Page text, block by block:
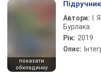
показати
обкладинку
Автори:
Бурлака
Рік: 2019
Опис: